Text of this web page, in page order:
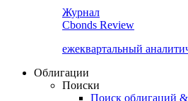
Журнал
Cbonds Review
ежеквартальный
Облигации
Поиски
Поиск облигаций